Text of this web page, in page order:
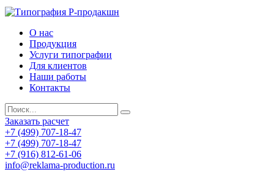
О нас
Продукция
Услуги типографии
Для клиентов
Наши работы
Контакты
Заказать расчет
+7 (499) 707-18-47
+7 (499) 707-18-47
+7 (916) 812-61-06
info@reklama-production.ru